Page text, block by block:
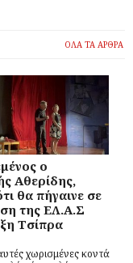
ΟΛΑ ΤΑ ΑΡΘΡΑ
ο
Αθερίδης,
θα πήγαινε σε
της ΕΛ.Α.Σ
Τσίπρα
χωρισμένες κοντά